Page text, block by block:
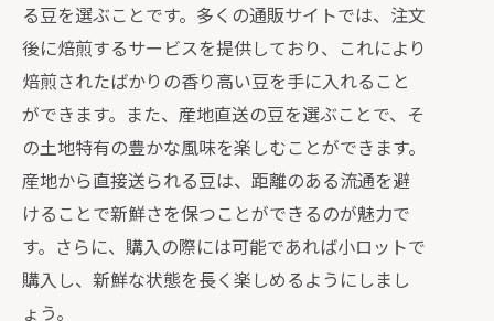
る豆を選ぶことです。多くの通販サイトでは、注文
後に焙煎するサービスを提供しており、これにより
焙煎されたばかりの香り高い豆を手に入れること
ができます。また、産地直送の豆を選ぶことで、そ
の土地特有の豊かな風味を楽しむことができます。
産地から直接送られる豆は、距離のある流通を避
けることで新鮮さを保つことができるのが魅力で
す。さらに、購入の際には可能であれば小ロットで
購入し、新鮮な状態を長く楽しめるようにしまし
ょう。